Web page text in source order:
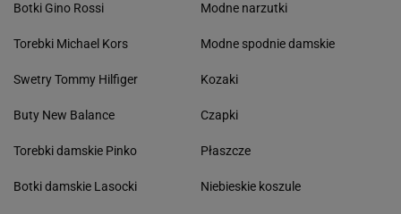
Botki Gino Rossi
Torebki Michael Kors
Swetry Tommy Hilfiger
Buty New Balance
Torebki damskie Pinko
Botki damskie Lasocki
Modne narzutki
Modne spodnie damskie
Kozaki
Czapki
Płaszcze
Niebieskie koszule